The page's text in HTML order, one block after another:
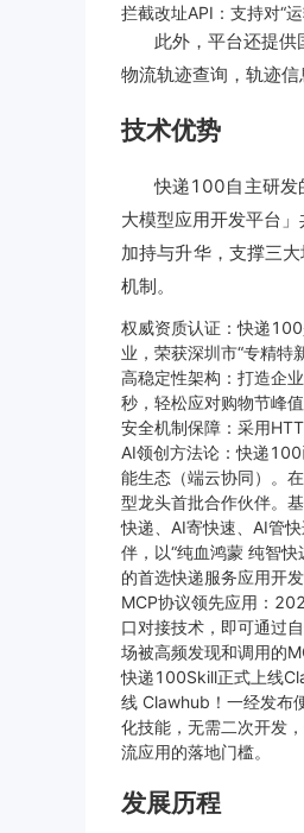
拦截改址API：支持对“
此外，平台还提
物流轨迹查询，轨迹信
技术优势
快递100自主研发
大模型应用开发平台
加持与升华，支撑三
机制。
权威资质认证：快递
业，荣获深圳市“专精特
高稳定性架构：打造企
秒，轻松应对购物节峰
安全机制保障：采用
AI领创方法论：快递
能生态（端云协同）。
型龙头首批合作伙伴。
快递、AI寄快速、AI管
伴，以“纯血鸿蒙 纯智
的首选快递服务应用开发
MCP协议领先应用：
口对接技术，即可通过
场被高频发现和调用的
快递100Skill正式上线
线 Clawhub！一经发布
化技能，无需二次开发
流应用的落地门槛。
发展历程